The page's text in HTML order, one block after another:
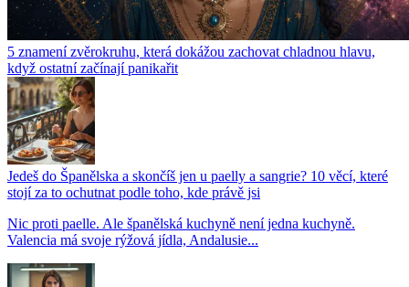
5 znamení zvěrokruhu, která dokážou zachovat chladnou hlavu,
když ostatní začínají panikařit
Jedeš do Španělska a skončíš jen u paelly a sangrie? 10 věcí, které
stojí za to ochutnat podle toho, kde právě jsi
Nic proti paelle. Ale španělská kuchyně není jedna kuchyně.
Valencia má svoje rýžová jídla, Andalusie...